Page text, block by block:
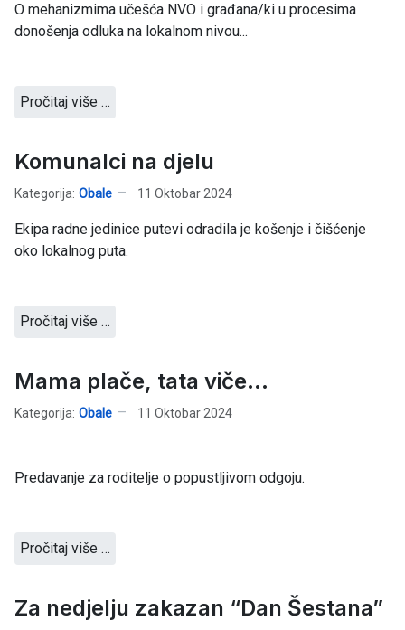
O mehanizmima učešća NVO i građana/ki u procesima
donošenja odluka na lokalnom nivou...
Pročitaj više …
Komunalci na djelu
Kategorija: Obale 11 Oktobar 2024
Ekipa radne jedinice putevi odradila je košenje i čišćenje
oko lokalnog puta.
Pročitaj više …
Mama plače, tata viče...
Kategorija: Obale 11 Oktobar 2024
Predavanje za roditelje o popustljivom odgoju.
Pročitaj više …
Za nedjelju zakazan “Dan Šestana”